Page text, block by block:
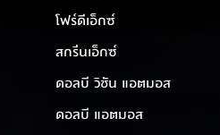
โฟร์ดีเอ็กซ์
สกรีนเอ็กซ์
ดอลบี วิชัน แอตมอส
ดอลบี แอตมอส